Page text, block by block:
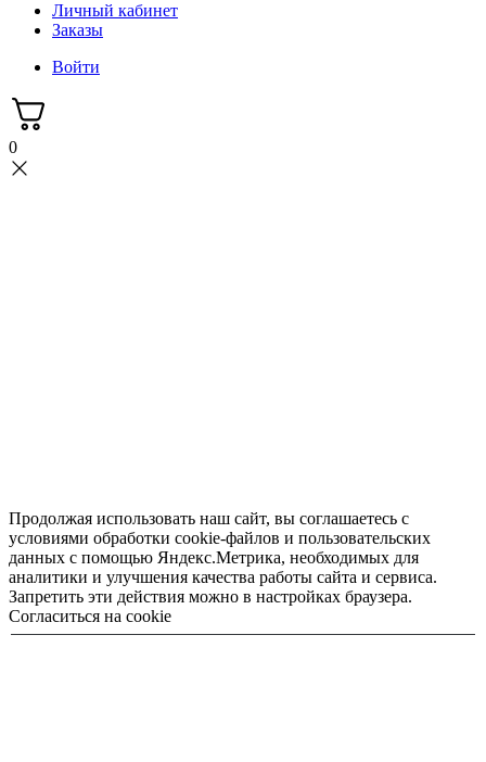
Личный кабинет
Заказы
Войти
0
Продолжая использовать наш сайт, вы соглашаетесь с
условиями обработки cookie-файлов и пользовательских
данных с помощью Яндекс.Метрика, необходимых для
аналитики и улучшения качества работы сайта и сервиса.
Запретить эти действия можно в настройках браузера.
Согласиться на cookie